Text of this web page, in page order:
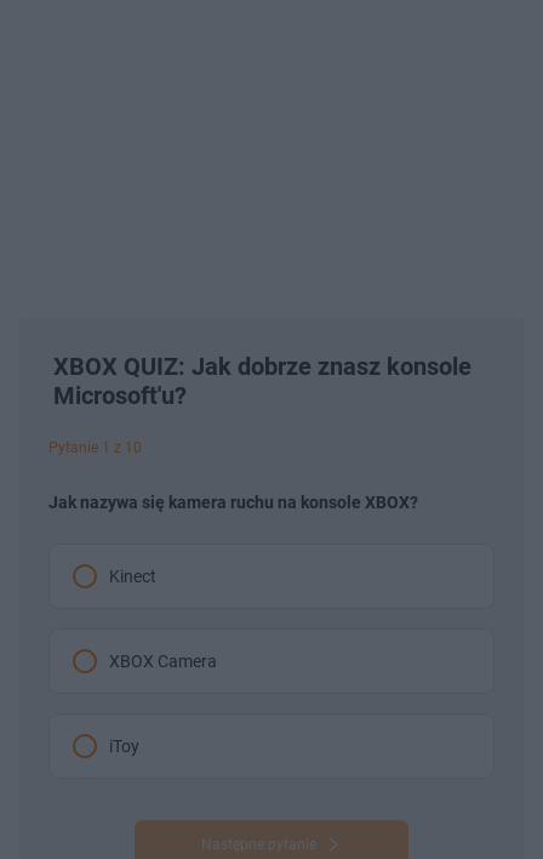
XBOX QUIZ: Jak dobrze znasz konsole
Microsoft'u?
Pytanie 1 z 10
Jak nazywa się kamera ruchu na konsole XBOX?
Kinect
XBOX Camera
iToy
Następne pytanie